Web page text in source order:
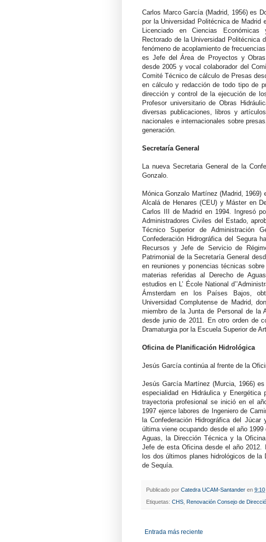
Carlos Marco García (Madrid, 1956) es
por la Universidad Politécnica de Madrid
Licenciado en Ciencias Económicas
Rectorado de la Universidad Politécnica
fenómeno de acoplamiento de
es Jefe del Área de Proyectos y
desde 2005 y vocal colaborador del
Comité Técnico de cálculo de Presas
en cálculo y redacción de todo tipo de
dirección y control de la ejecución de
Profesor universitario de Obras
diversas publicaciones, libros y
nacionales e internacionales sobre
generación.
Secretaría General
La nueva Secretaria General de la
Gonzalo.
Mónica Gonzalo Martínez (Madrid, 1969)
Alcalá de Henares (CEU) y Máster en
Carlos III de Madrid en 1994. Ingresó
Administradores Civiles del Estado,
Técnico Superior de Administración
Confederación Hidrográfica del Segura
Recursos y Jefe de Servicio de
Patrimonial de la Secretaría General
en reuniones y ponencias técnicas
materias referidas al Derecho de
estudios en L’ École National
Ámsterdam en los Países Bajos,
Universidad Complutense de Madrid,
miembro de la Junta de Personal de la
desde junio de 2011. En otro orden de
Dramaturgia por la Escuela Superior de
Oficina de Planificación Hidrológica
Jesús García continúa al frente de la
Jesús García Martínez (Murcia, 1966)
especialidad en Hidráulica y
trayectoria profesional se inició en el
1997 ejerce labores de Ingeniero de
la Confederación Hidrográfica del
última viene ocupando desde el año
Aguas, la Dirección Técnica y la
Jefe de esta Oficina desde el año 2012.
los dos últimos planes hidrológicos de
de Sequía.
Publicado por Catedra UCAM-Santander en 9:10
Etiquetas: CHS Renovación Consejo de
Entrada más reciente